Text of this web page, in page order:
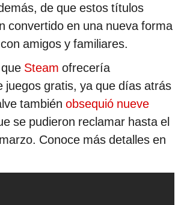
de que estos títulos
convertido en una nueva forma
amigos y familiares.
Steam ofrecería
juegos gratis, ya que días atrás
también obsequió nueve
se pudieron reclamar hasta el
Conoce más detalles en